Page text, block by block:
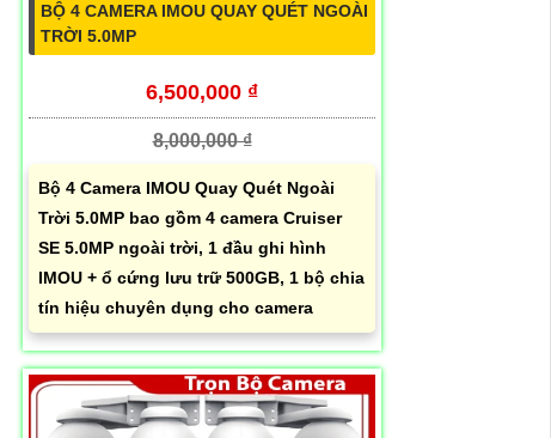
BỘ 4 CAMERA IMOU QUAY QUÉT NGOÀI
TRỜI 5.0MP
6,500,000 ₫
8,000,000 ₫
Bộ 4 Camera IMOU Quay Quét Ngoài
Trời 5.0MP bao gồm 4 camera Cruiser
SE 5.0MP ngoài trời, 1 đầu ghi hình
IMOU + ổ cứng lưu trữ 500GB, 1 bộ chia
tín hiệu chuyên dụng cho camera